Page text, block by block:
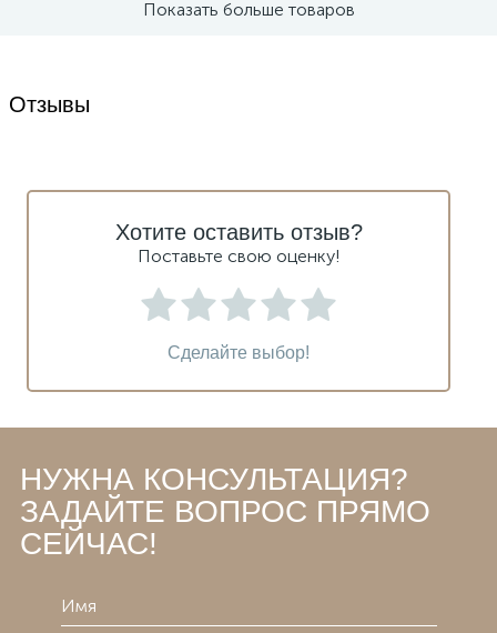
Показать больше товаров
Отзывы
Хотите оставить отзыв?
Поставьте свою оценку!
Сделайте выбор!
НУЖНА КОНСУЛЬТАЦИЯ?
ЗАДАЙТЕ ВОПРОС ПРЯМО
СЕЙЧАС!